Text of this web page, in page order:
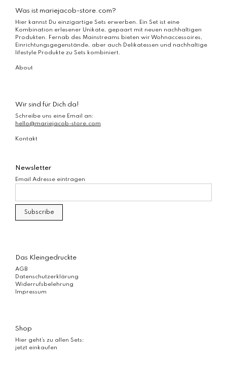
der
gewählt
werden
Was ist mariejacob-store.com?
Hier kannst Du einzigartige Sets erwerben. Ein Set ist eine
Kombination erlesener Unikate, gepaart mit neuen nachhaltigen
Produkten. Fernab des Mainstreams bieten wir Wohnaccessoires,
Einrichtungsgegenstände, aber auch Delikatessen und nachhaltige
lifestyle Produkte zu Sets kombiniert.
About
Wir sind für Dich da!
Schreibe uns eine Email an:
hello@mariejacob-store.com
Kontakt
Newsletter
Email Adresse eintragen
Das Kleingedruckte
AGB
Datenschutzerklärung
Widerrufsbelehrung
Impressum
Shop
Hier geht’s zu allen Sets:
jetzt einkaufen